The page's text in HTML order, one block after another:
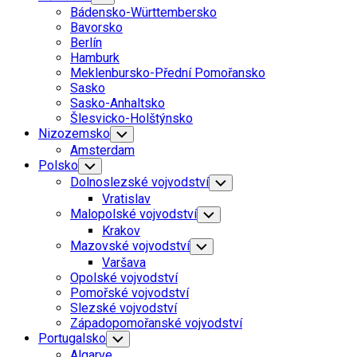
Child
Menu
Bádensko-Württembersko
Bavorsko
Berlín
Hamburk
Meklenbursko-Přední Pomořansko
Sasko
Sasko-Anhaltsko
Šlesvicko-Holštýnsko
Nizozemsko Toggle
Child
Menu
Amsterdam
Polsko Toggle
Child
Menu
Dolnoslezské vojvodství Toggle
Child
Menu
Vratislav
Malopolské vojvodství Toggle
Child
Menu
Krakov
Mazovské vojvodství Toggle
Child
Varšava
Opolské vojvodství
Pomořské vojvodství
Slezské vojvodství
Západopomořanské vojvodství
Portugalsko Toggle
Child